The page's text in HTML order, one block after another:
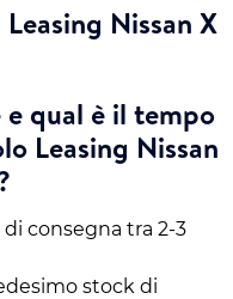
Nissan X
qual è il tempo
Leasing Nissan
consegna tra 2-3
stock di